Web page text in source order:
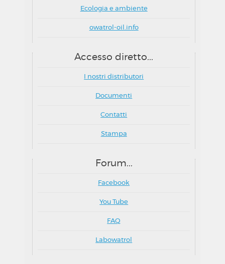
Ecologia e ambiente
owatrol-oil.info
Accesso diretto...
I nostri distributori
Documenti
Contatti
Stampa
Forum...
Facebook
You Tube
FAQ
Labowatrol